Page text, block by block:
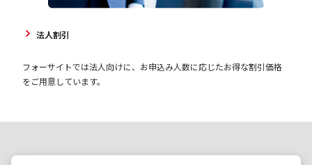
法人割引
フォーサイトでは法人向けに、お申込み人数に応じたお得な割引価格
をご用意しています。